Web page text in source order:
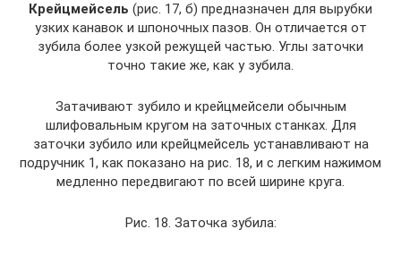
Крейцмейсель (рис. 17, б) предназначен для вырубки
узких канавок и шпоночных пазов. Он отличается от
зубила более узкой режущей частью. Углы заточки
точно такие же, как у зубила.
Затачивают зубило и крейцмейсели обычным
шлифовальным кругом на заточных станках. Для
заточки зубило или крейцмейсель устанавливают на
подручник 1, как показано на рис. 18, и с легким нажимом
медленно передвигают по всей ширине круга.
Рис. 18. Заточка зубила: